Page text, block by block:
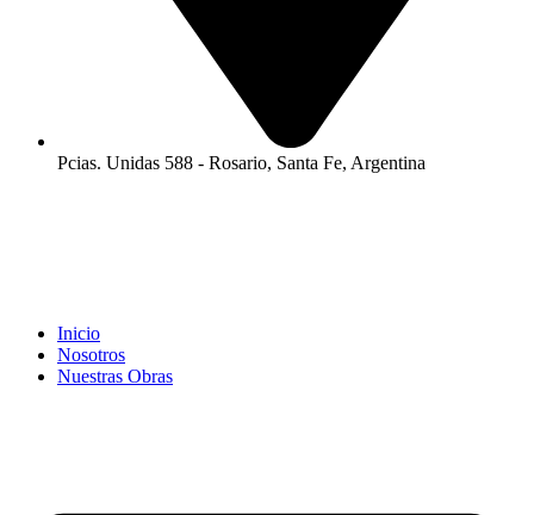
Pcias. Unidas 588 - Rosario, Santa Fe, Argentina
Inicio
Nosotros
Nuestras Obras